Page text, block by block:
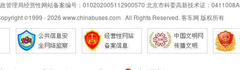
管理局经营性网站备案编号：010202005112900570 北京市科委高新技术证：
©1999 -2026 www.chinabuses.com All Rights Reserved. 客车网 版权所有